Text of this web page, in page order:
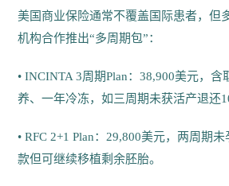
美国商业保险通常不覆盖国际患者，但
机构合作推出“多周期包”：
• INCINTA 3周期Plan：38,900美元，
养、一年冷冻，如三周期未获活产退还
• RFC 2+1 Plan：29,800美元，两周期
款但可继续移植剩余胚胎。